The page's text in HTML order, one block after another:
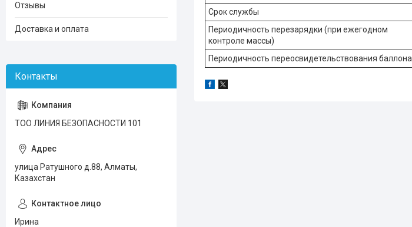
Срок службы
Периодичность перезарядки (при ежегодном
контроле массы)
Периодичность переосвидетельствования баллона
Отзывы
Доставка и оплата
ТОО ЛИНИЯ БЕЗОПАСНОСТИ 101
улица Ратушного д.88, Алматы,
Казахстан
Ирина